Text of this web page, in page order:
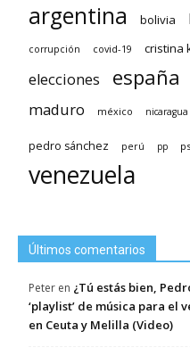
argentina bolivia
corrupción covid-19 cristina
elecciones españa
maduro méxico nicaragua
pedro sánchez perú pp
venezuela
Últimos comentarios
Peter en ¿Tú estás bien,
‘playlist’ de música para
en Ceuta y Melilla (Video)